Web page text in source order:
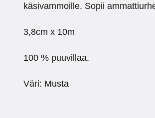
käsivammoille. Sopii
3,8cm x 10m
100 % puuvillaa.
Väri: Musta